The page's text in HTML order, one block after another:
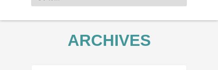
ARCHIVES